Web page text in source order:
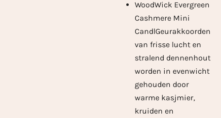
WoodWick Evergreen
Cashmere Mini
CandlGeurakkoorden
van frisse lucht en
stralend dennenhout
worden in evenwicht
gehouden door
warme kasjmier,
kruiden en